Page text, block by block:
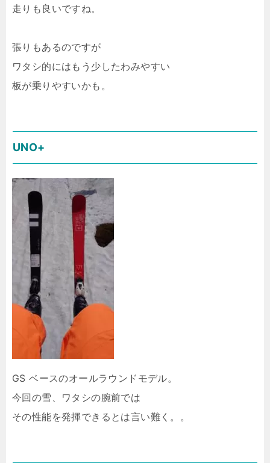
走りも良いですね。
張りもあるのですが
ワタシ的にはもう少したわみやすい
板が乗りやすいかも。
UNO+
GS ベースのオールラウンドモデル。
今回の雪、ワタシの腕前では
その性能を発揮できるとは言い難く。。